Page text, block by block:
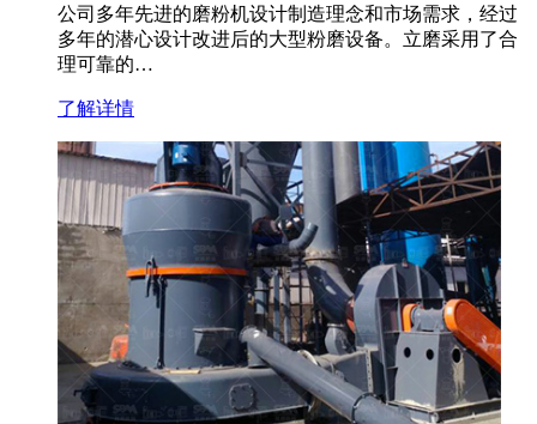
公司多年先进的磨粉机设计制造理念和市场需求，经过
多年的潜心设计改进后的大型粉磨设备。立磨采用了合
理可靠的…
了解详情